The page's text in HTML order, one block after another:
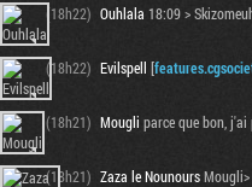
(18h22) Ouhlala 18:09 >
(18h22) Evilspell [
(18h21) Mougli parce que bon, j'ai
(18h21) Zaza le Nounours